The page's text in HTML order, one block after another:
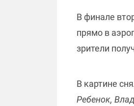
В финале
прямо в
зрители
В картине
Ребенок,